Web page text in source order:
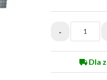
-
Dla